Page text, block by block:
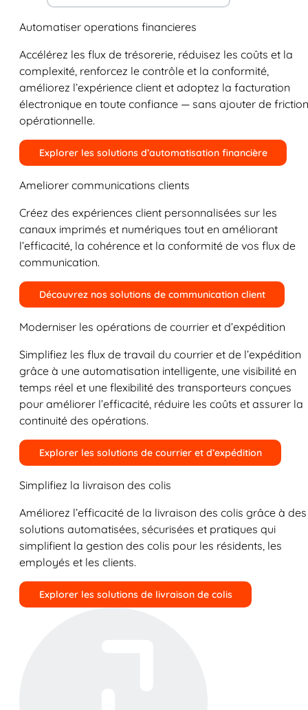
Automatiser operations financieres
Accélérez les flux de trésorerie, réduisez les coûts et la
complexité, renforcez le contrôle et la conformité,
améliorez l’expérience client et adoptez la facturation
électronique en toute confiance — sans ajouter de friction
opérationnelle.
Explorer les solutions d’automatisation financière
Ameliorer communications clients
Créez des expériences client personnalisées sur les
canaux imprimés et numériques tout en améliorant
l’efficacité, la cohérence et la conformité de vos flux de
communication.
Découvrez nos solutions de communication client
Moderniser les opérations de courrier et d’expédition
Simplifiez les flux de travail du courrier et de l’expédition
grâce à une automatisation intelligente, une visibilité en
temps réel et une flexibilité des transporteurs conçues
pour améliorer l’efficacité, réduire les coûts et assurer la
continuité des opérations.
Explorer les solutions de courrier et d’expédition
Simplifiez la livraison des colis
Améliorez l’efficacité de la livraison des colis grâce à des
solutions automatisées, sécurisées et pratiques qui
simplifient la gestion des colis pour les résidents, les
employés et les clients.
Explorer les solutions de livraison de colis